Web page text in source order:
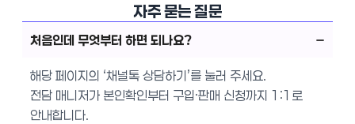
자주 묻는 질문
처음인데 무엇부터 하면 되나요?
해당 페이지의 ‘채널톡 상담하기’를 눌러 주세요.
전담 매니저가 본인확인부터 구입·판매 신청까지 1:1로
안내합니다.